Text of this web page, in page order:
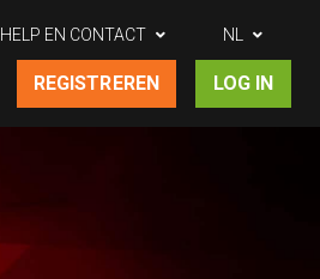
HELP EN CONTACT NL
REGISTREREN LOG IN